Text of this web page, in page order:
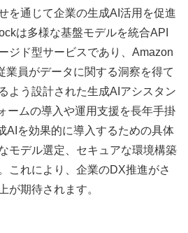
を通じて企業の生成AI活用を促進
は多様な基盤モデルを統合API
ジド型サービスであり、Amazon
業員がデータに関する洞察を得て
よう設計された生成AIアシスタン
ームの導入や運用支援を長年手掛
AIを効果的に導入するための具体
モデル選定、セキュアな環境構築
これにより、企業のDX推進がさ
が期待されます。